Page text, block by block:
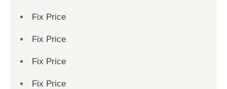
Fix Price
Fix Price
Fix Price
Fix Price